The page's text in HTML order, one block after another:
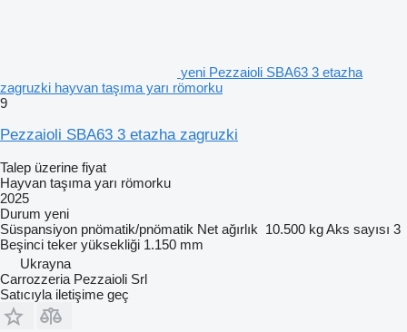
yeni Pezzaioli SBA63 3 etazha
zagruzki hayvan taşıma yarı römorku
9
Pezzaioli SBA63 3 etazha zagruzki
Talep üzerine fiyat
Hayvan taşıma yarı römorku
2025
Durum yeni
Süspansiyon pnömatik/pnömatik Net ağırlık 10.500 kgAks sayısı 3
Beşinci teker yüksekliği 1.150 mm
Ukrayna
Carrozzeria Pezzaioli Srl
Satıcıyla iletişime geç